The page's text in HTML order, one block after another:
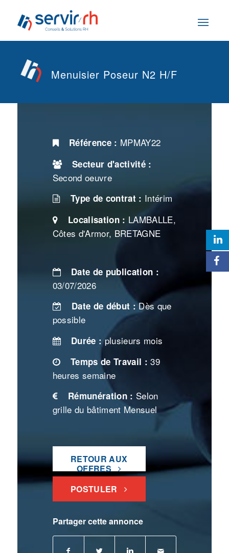
Menuisier Poseur N2 H/F
Référence : MPMAY22
Secteur d'activité :
Second oeuvre
Type de contrat : Intérim
Localisation : LAMBALLE,
Côtes d'Armor, BRETAGNE
Date de publication :
03/07/2026
Date de début :Dès que
possible
Durée :plusieurs mois
Temps de Travail :39
heures semaine
Rémunération : Selon
grille du bâtiment Mensuel
RETOUR AUX
OFFRES
POSTULER
Partager cette annonce